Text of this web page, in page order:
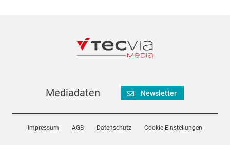
Mediadaten Newsletter
Impressum AGB Datenschutz Cookie-Einstellungen